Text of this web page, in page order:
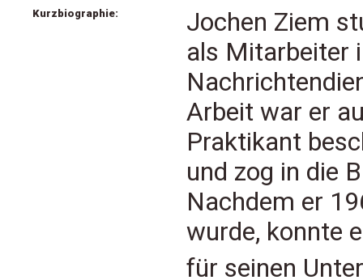
Kurzbiographie:
Jochen Ziem
als Mitarbeiter
Arbeit war er
Praktikant
und zog in die
Nachdem er
wurde, konnte
für seinen